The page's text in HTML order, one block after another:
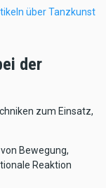
über Tanzkunst
der
zum Einsatz,
Bewegung,
Reaktion